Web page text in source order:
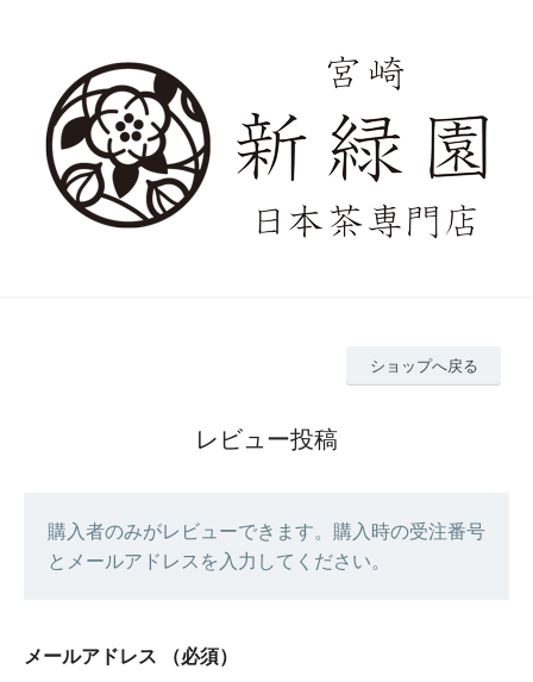
ショップへ戻る
レビュー投稿
購入者のみがレビューできます。購入時の受注番号
とメールアドレスを入力してください。
メールアドレス （必須）